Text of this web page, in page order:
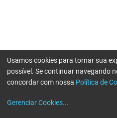
Usamos cookies para tornar sua
possível. Se continuar navegando
concordar com nossa Política de
Gerenciar Cookies...
Erro ao enviar informações, por